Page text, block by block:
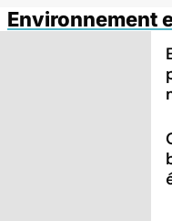
Environnement